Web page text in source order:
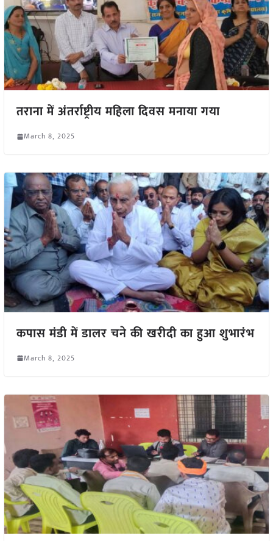
तराना में अंतर्राष्ट्रीय महिला दिवस मनाया गया
March 8, 2025
कपास मंडी में डालर चने की खरीदी का हुआ शुभारंभ
March 8, 2025